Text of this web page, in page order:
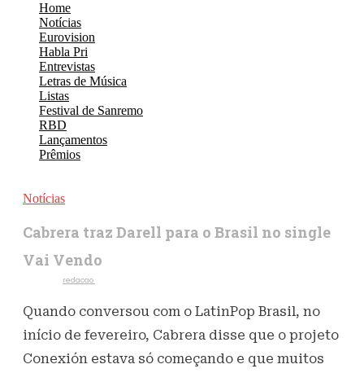
Home
Notícias
Eurovision
Habla Pri
Entrevistas
Letras de Música
Listas
Festival de Sanremo
RBD
Lançamentos
Prêmios
Notícias
Cabrera traz Darell para o Brasil no single
Vai Vendo
redacao
Quando conversou com o LatinPop Brasil, no
início de fevereiro, Cabrera disse que o projeto
Conexión estava só começando e que muitos